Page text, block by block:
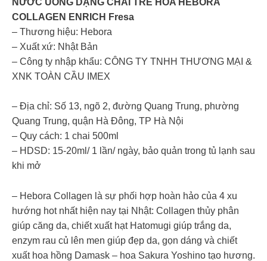
COLLAGEN ENRICH Fresa
– Thương hiệu: Hebora
– Xuất xứ: Nhật Bản
– Công ty nhập khẩu: CÔNG TY TNHH THƯƠNG MẠI &
XNK TOÀN CẦU IMEX
– Địa chỉ: Số 13, ngõ 2, đường Quang Trung, phường
Quang Trung, quận Hà Đông, TP Hà Nội
– Quy cách: 1 chai 500ml
– HDSD: 15-20ml/ 1 lần/ ngày, bảo quản trong tủ lạnh sau
khi mở
– Hebora Collagen là sự phối hợp hoàn hảo của 4 xu
hướng hot nhất hiện nay tại Nhật: Collagen thủy phân
giúp căng da, chiết xuất hạt Hatomugi giúp trắng da,
enzym rau củ lên men giúp đẹp da, gọn dáng và chiết
xuất hoa hồng Damask – hoa Sakura Yoshino tạo hương.